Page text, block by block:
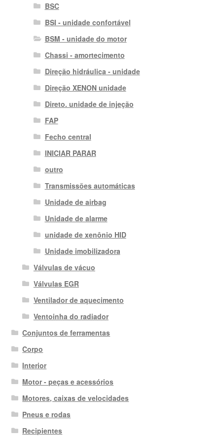
BSC
BSI - unidade confortável
BSM - unidade do motor
Chassi - amortecimento
Direção hidráulica - unidade
Direção XENON unidade
Direto. unidade de injeção
FAP
Fecho central
INICIAR PARAR
outro
Transmissões automáticas
Unidade de airbag
Unidade de alarme
unidade de xenônio HID
Unidade imobilizadora
Válvulas de vácuo
Válvulas EGR
Ventilador de aquecimento
Ventoinha do radiador
Conjuntos de ferramentas
Corpo
Interior
Motor - peças e acessórios
Motores, caixas de velocidades
Pneus e rodas
Recipientes